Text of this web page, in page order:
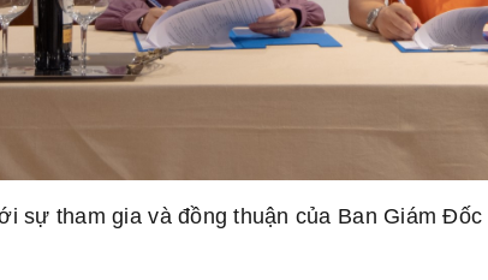
sự tham gia và đồng thuận của Ban Giám